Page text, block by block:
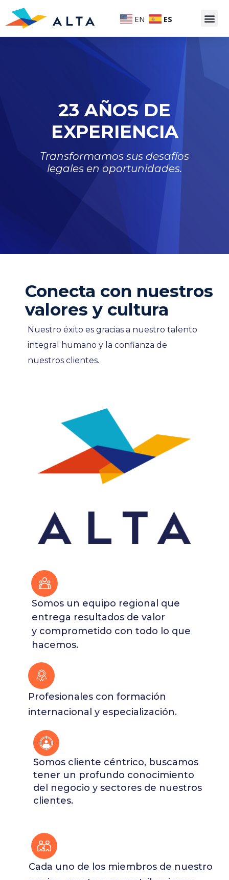
EN ES
23 AÑOS DE
EXPERIENCIA
Transformamos sus desafíos
legales en oportunidades.
Conecta con nuestros
valores y cultura
Nuestro éxito es gracias a nuestro talento
integral humano y la confianza de
nuestros clientes.
Somos un equipo regional que
entrega resultados de valor
y comprometido con todo lo que
hacemos.
Profesionales con formación
internacional y especialización.
Somos cliente céntrico, buscamos
tener un profundo conocimiento
del negocio y sectores de nuestros
clientes.
Cada uno de los miembros de nuestro